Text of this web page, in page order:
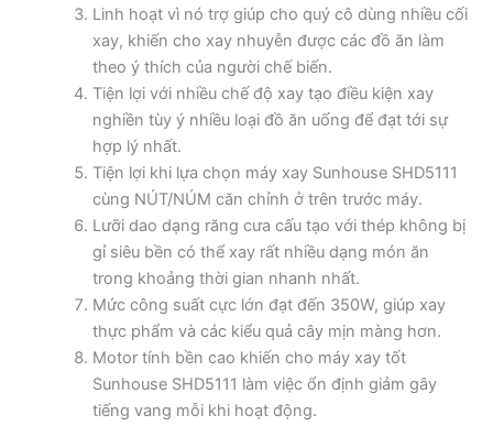
Linh hoạt vì nó trợ giúp cho quý cô dùng nhiều cối
xay, khiến cho xay nhuyễn được các đồ ăn làm
theo ý thích của người chế biến.
Tiện lợi với nhiều chế độ xay tạo điều kiện xay
nghiền tùy ý nhiều loại đồ ăn uống để đạt tới sự
hợp lý nhất.
Tiện lợi khi lựa chọn máy xay Sunhouse SHD5111
cùng NÚT/NÚM căn chỉnh ở trên trước máy.
Lưỡi dao dạng răng cưa cấu tạo với thép không bị
gỉ siêu bền có thể xay rất nhiều dạng món ăn
trong khoảng thời gian nhanh nhất.
Mức công suất cực lớn đạt đến 350W, giúp xay
thực phẩm và các kiểu quả cây mịn màng hơn.
Motor tính bền cao khiến cho máy xay tốt
Sunhouse SHD5111 làm việc ổn định giảm gây
tiếng vang mỗi khi hoạt động.